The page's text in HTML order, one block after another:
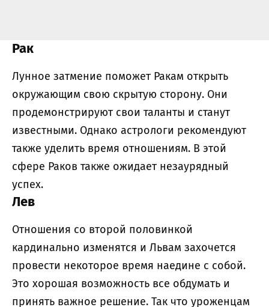
Рак
Лунное затмение поможет Ракам открыть
окружающим свою скрытую сторону. Они
продемонстрируют свои таланты и станут
известными. Однако астрологи рекомендуют
также уделить время отношениям. В этой
сфере Раков также ожидает незаурядный
успех.
Лев
Отношения со второй половинкой
кардинально изменятся и Львам захочется
провести некоторое время наедине с собой.
Это хорошая возможность все обдумать и
принять важное решение. Так что уроженцам